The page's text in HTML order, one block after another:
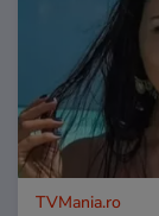
TVMania.ro